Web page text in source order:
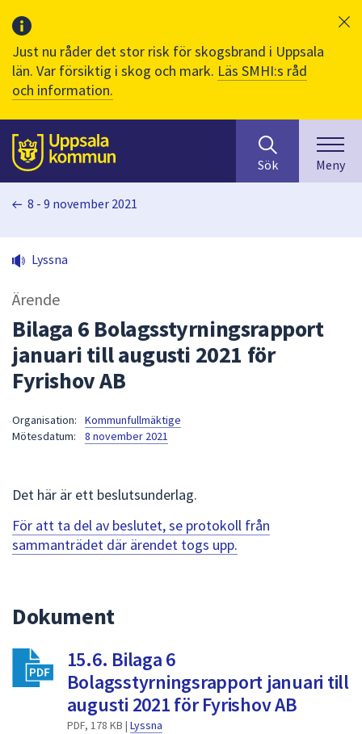
Just nu råder det stor risk för skogsbrand i Uppsala
län. Var försiktig i skog och mark. Läs SMHI:s råd
och information.
Till sidans
huvudinnehåll
efter
innehåll
på
sökfältet
kommer
sökförslag
att
navigera
mellan
något
av
Sök Meny
8 - 9 november 2021
Lyssna
Ärende
Bilaga 6 Bolagsstyrningsrapport
januari till augusti 2021 för
Fyrishov AB
Organisation:
Kommunfullmäktige
Mötesdatum:
8 november 2021
Det här är ett beslutsunderlag.
För att ta del av beslutet, se protokoll från
sammanträdet där ärendet togs upp.
Dokument
15.6. Bilaga 6
Bolagsstyrningsrapport januari till
augusti 2021 för Fyrishov AB
PDF, 178 KB | Lyssna